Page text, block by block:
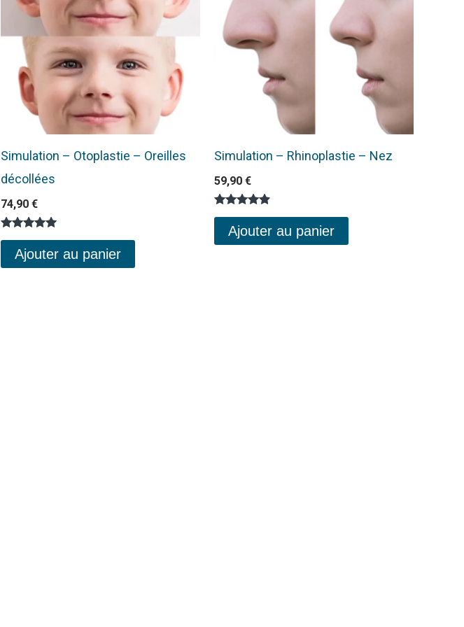
Simulation – Otoplastie – Oreilles
décollées
74,90 €
Note
5.00
sur 5
Ajouter au panier
Simulation – Rhinoplastie – Nez
59,90 €
Note
4.76
sur 5
Ajouter au panier